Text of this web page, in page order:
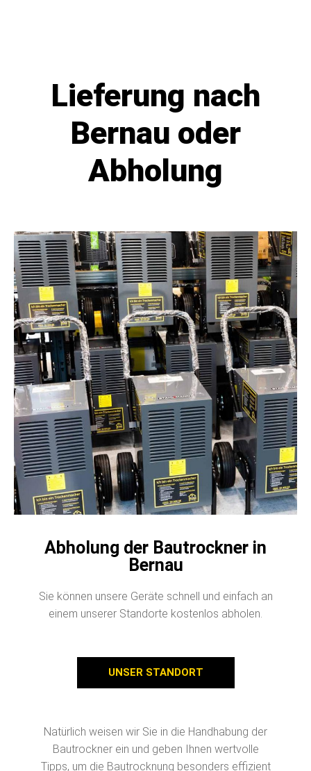
Lieferung nach
Bernau oder
Abholung
Abholung der Bautrockner in
Bernau
Sie können unsere Geräte schnell und einfach an
einem unserer Standorte kostenlos abholen.
UNSER STANDORT
Natürlich weisen wir Sie in die Handhabung der
Bautrockner ein und geben Ihnen wertvolle
Tipps, um die Bautrocknung besonders effizient